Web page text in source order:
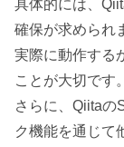
具体的には、
確保が求められ
実際に動作する
ことが大切です。
さらに、Qiitaの
ク機能を通じて